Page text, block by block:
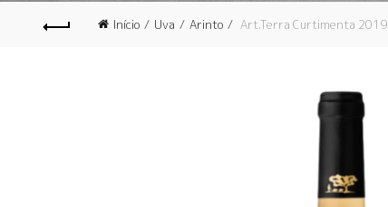
Início Uva Arinto Art.Terra Curtimenta 2019